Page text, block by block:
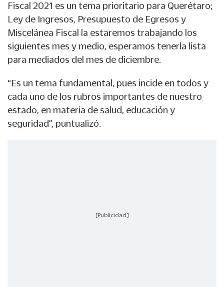
Fiscal 2021 es un tema prioritario para Querétaro;
Ley de Ingresos, Presupuesto de Egresos y
Miscelánea Fiscal la estaremos trabajando los
siguientes mes y medio, esperamos tenerla lista
para mediados del mes de diciembre.
“Es un tema fundamental, pues incide en todos y
cada uno de los rubros importantes de nuestro
estado, en materia de salud, educación y
seguridad”, puntualizó.
[Publicidad]